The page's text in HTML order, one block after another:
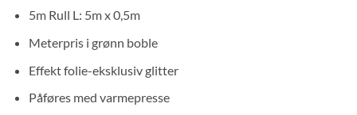
5m Rull L: 5m x 0,5m
Meterpris i grønn boble
Effekt folie-eksklusiv glitter
Påføres med varmepresse